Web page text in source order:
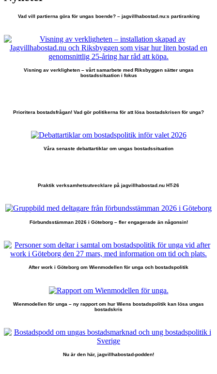
Vad vill partierna göra för ungas boende? – jagvillhabostad.nu:s partiranking
Visning av verkligheten – vårt samarbete med Riksbyggen sätter ungas
bostadssituation i fokus
Prioritera bostadsfrågan! Vad gör politikerna för att lösa bostadskrisen för unga?
Våra senaste debattartiklar om ungas bostadssituation
Praktik verksamhetsutvecklare på jagvillhabostad.nu HT-26
Förbundsstämman 2026 i Göteborg – fler engagerade än någonsin!
After work i Göteborg om Wienmodellen för unga och bostadspolitik
Wienmodellen för unga – ny rapport om hur Wiens bostadspolitik kan lösa ungas
bostadskris
Nu är den här, jagvillhabostad-podden!